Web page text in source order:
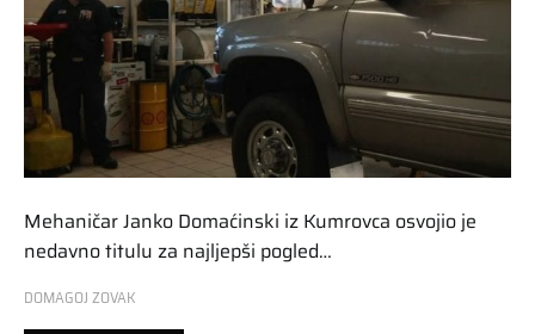
Mehaničar Janko Domaćinski iz Kumrovca osvojio je
nedavno titulu za najljepši pogled…
DOMAGOJ ZOVAK